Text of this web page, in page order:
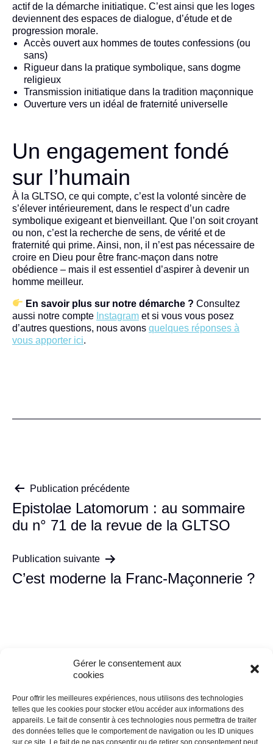
Gérer le consentement aux
cookies
Pour offrir les meilleures expériences, nous utilisons des technologies
telles que les cookies pour stocker et/ou accéder aux informations des
appareils. Le fait de consentir à ces technologies nous permettra de traiter
des données telles que le comportement de navigation ou les ID uniques
sur ce site. Le fait de ne pas consentir ou de retirer son consentement peut
actif de la démarche initiatique. C’est ainsi que les loges
deviennent des espaces de dialogue, d’étude et de
progression morale.
Accès ouvert aux hommes de toutes confessions (ou
sans)
Rigueur dans la pratique symbolique, sans dogme
religieux
Transmission initiatique dans la tradition maçonnique
Ouverture vers un idéal de fraternité universelle
Un engagement fondé
sur l’humain
À la GLTSO, ce qui compte, c’est la volonté sincère de
s’élever intérieurement, dans le respect d’un cadre
symbolique exigeant et bienveillant. Que l’on soit croyant
ou non, c’est la recherche de sens, de vérité et de
fraternité qui prime. Ainsi, non, il n’est pas nécessaire de
croire en Dieu pour être franc-maçon dans notre
obédience – mais il est essentiel d’aspirer à devenir un
homme meilleur.
En savoir plus sur notre démarche ? Consultez
aussi notre compte Instagram et si vous vous posez
d’autres questions, nous avons quelques réponses à
vous apporter ici.
Navigation
de
Publication précédente
Epistolae Latomorum : au sommaire
du n° 71 de la revue de la GLTSO
Publication suivante
C’est moderne la Franc-Maçonnerie ?
Fédération Opéra